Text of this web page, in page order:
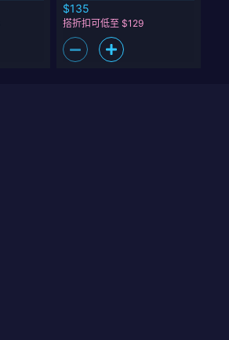
$135
搭折扣可低至 $129